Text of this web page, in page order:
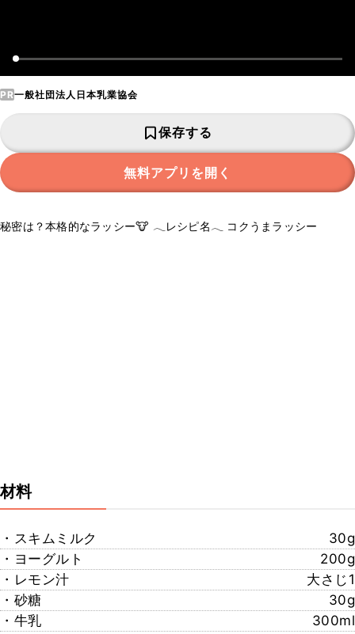
PR一般社団法人日本乳業協会
保存する
無料アプリを開く
秘密は？本格的なラッシー🐮 𓂃レシピ名𓂃 コクうまラッシー
材料
・スキムミルク
30g
・ヨーグルト
200g
・レモン汁
大さじ1
・砂糖
30g
・牛乳
300ml